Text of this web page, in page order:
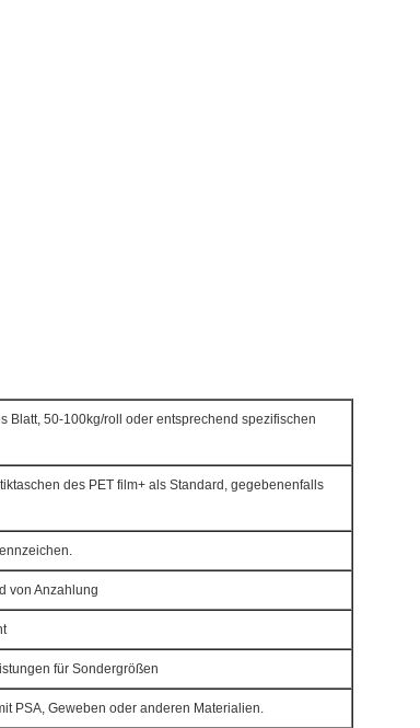
Blatt, 50-100kg/roll oder entsprechend spezifischen
des PET film+ als Standard, gegebenenfalls
von Anzahlung
für Sondergrößen
PSA, Geweben oder anderen Materialien.